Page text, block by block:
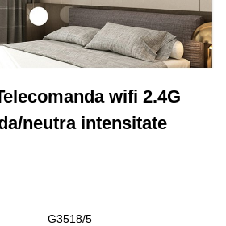
wifi 2.4G
neutra intensitate
G3518/5